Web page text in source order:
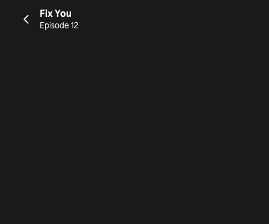
Fix You
Episode 12